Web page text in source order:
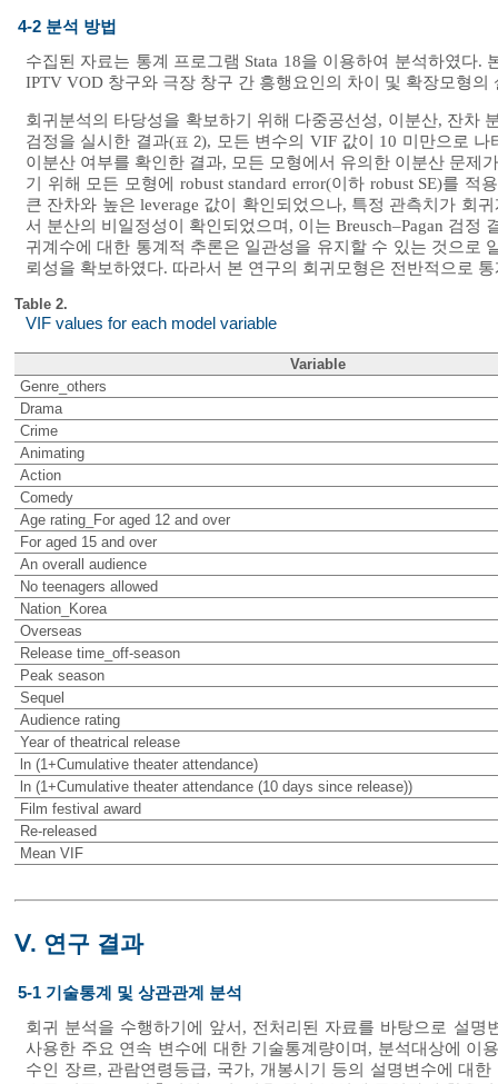
4-2 분석 방법
수집된 자료는 통계 프로그램 Stata 18을 이용하여 분석하였다
IPTV VOD 창구와 극장 창구 간 흥행요인의 차이 및 확장모형
회귀분석의 타당성을 확보하기 위해 다중공선성, 이분산, 잔차
검정을 실시한 결과(표 2), 모든 변수의 VIF 값이 10 미만으로 나
이분산 여부를 확인한 결과, 모든 모형에서 유의한 이분산 문제
기 위해 모든 모형에 robust standard error(이하 robust SE)를
큰 잔차와 높은 leverage 값이 확인되었으나, 특정 관측치가 회
서 분산의 비일정성이 확인되었으며, 이는 Breusch–Pagan 검
귀계수에 대한 통계적 추론은 일관성을 유지할 수 있는 것으로
뢰성을 확보하였다. 따라서 본 연구의 회귀모형은 전반적으로
Table 2.
VIF values for each model variable
Variable
Genre_others
Drama
Crime
Animating
Action
Comedy
Age rating_For aged 12 and over
For aged 15 and over
An overall audience
No teenagers allowed
Nation_Korea
Overseas
Release time_off-season
Peak season
Sequel
Audience rating
Year of theatrical release
ln (1+Cumulative theater attendance)
ln (1+Cumulative theater attendance (10 days since release))
Film festival award
Re-released
Mean VIF
Ⅴ. 연구 결과
5-1 기술통계 및 상관관계 분석
회귀 분석을 수행하기에 앞서, 전처리된 자료를 바탕으로 설
사용한 주요 연속 변수에 대한 기술통계량이며, 분석대상에 이
수인 장르, 관람연령등급, 국가, 개봉시기 등의 설명변수에 대